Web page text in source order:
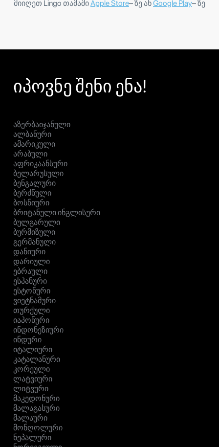
მიიღეთ Lingo თამაშიApple Store– ზე ანGoogle Play– ზე
იპოვნე შენი ენა!
აზერბაიჯანული
ალბანური
ამარიკული
არაბული
აფრიკაანსური
ბელარუსული
ბენგალური
ბერძნული
ბოსნიური
ბრიტანული ინგლისური
ბულგარული
ბურმიზული
გერმანული
დანიური
დარიული
ებრაული
ესპანური
ესტონური
ვიეტნამური
თურქული
იაპონური
ინდონეზიური
ინდური
იტალიური
კატალანური
კორეული
ლატვიური
ლიტვური
მაკედონური
მალაგასური
მალაური
მონღოლური
ნეპალური